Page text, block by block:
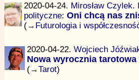
2020-04-24. Mirosław Czylek.
polityczne: Oni chcą nas
(→ Futurologia i
2020-04-22. Wojciech
Nowa wyrocznia
(→Tarot)